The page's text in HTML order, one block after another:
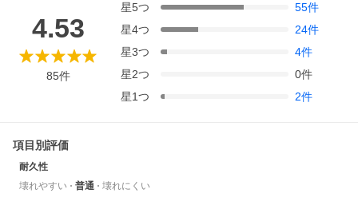
4.53
85件
星5つ 55件
星4つ 24件
星3つ 4件
星2つ 0件
星1つ 2件
項目別評価
耐久性
壊れやすい
普通 壊れにくい